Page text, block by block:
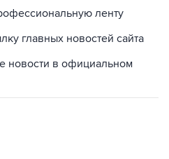
ленту
главных новостей сайта
новости в официальном